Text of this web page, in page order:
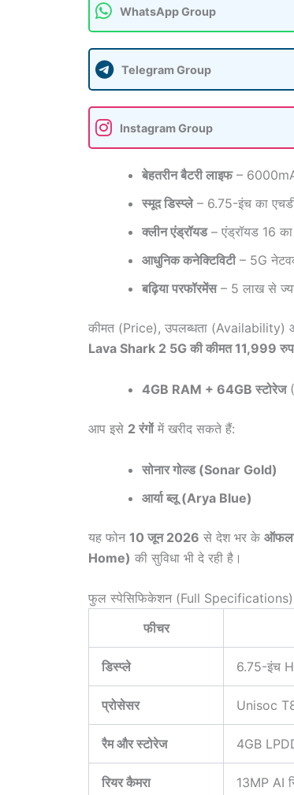
WhatsApp Group
Telegram Group
Instagram Group
बेहतरीन बैटरी लाइफ–
स्मूद डिस्प्ले– 6.75-इंच का
क्लीन एंड्रॉयड– एंड्रॉयड 16 का
आधुनिक कनेक्टिविटी– 5G
बढ़िया परफॉरमेंस– 5 लाख से
कीमत (Price), उपलब्धता (Availability)
Lava Shark 2 5G की कीमत 11,999
4GB RAM + 64GB स्टोरेज
आप इसे 2 रंगोंमें खरीद सकते हैं:
सोनार गोल्ड (Sonar Gold)
आर्या ब्लू (Arya Blue)
यह फोन 10 जून 2026 से देश भर के
Home) की सुविधा भी दे रही है।
फुल स्पेसिफिकेशन (Full Specifications)
फीचर
डिस्प्ले 6.75-इंच
प्रोसेसर Unisoc
रैम और स्टोरेज 4GB
रियर कैमरा 13MP AI